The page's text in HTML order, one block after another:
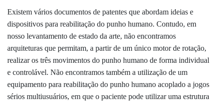
Existem vários documentos de patentes que abordam ideias e
dispositivos para reabilitação do punho humano. Contudo, em
nosso levantamento de estado da arte, não encontramos
arquiteturas que permitam, a partir de um único motor de rotação,
realizar os três movimentos do punho humano de forma individual
e controlável. Não encontramos também a utilização de um
equipamento para reabilitação do punho humano acoplado a jogos
sérios multiusuários, em que o paciente pode utilizar uma estrutura